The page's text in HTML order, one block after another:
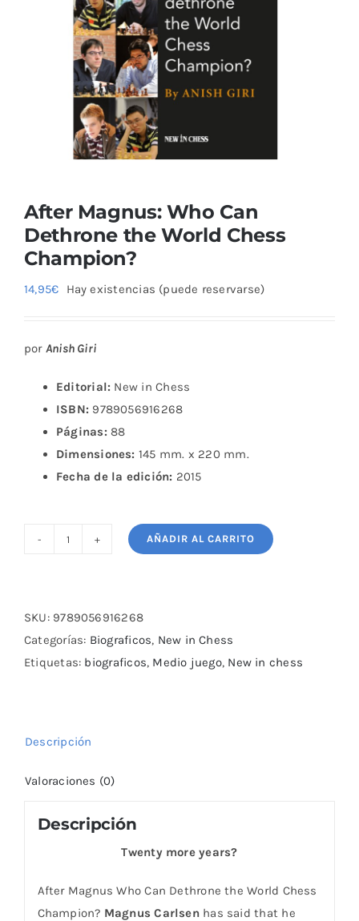
After Magnus: Who Can
Dethrone the World Chess
Champion?
14,95€ Hay existencias (puede reservarse)
por Anish Giri
Editorial: New in Chess
ISBN: 9789056916268
Páginas: 88
Dimensiones: 145 mm. x 220 mm.
Fecha de la edición: 2015
Can
Dethrone
the
cantidad
AÑADIR AL CARRITO
SKU: 9789056916268
Categorías: Biograficos, New in Chess
Etiquetas: biograficos, Medio juego, New in chess
Descripción
Valoraciones (0)
Descripción
Twenty more years?
After Magnus Who Can Dethrone the World Chess
Champion? Magnus Carlsenhas said that he